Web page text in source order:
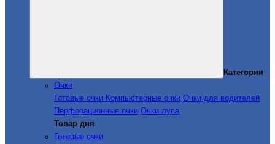
Категории
Очки
Готовые очки Компьютерные очки Очки для водителей
Перфорационные очки Очки лупа
Товар дня
Готовые очки